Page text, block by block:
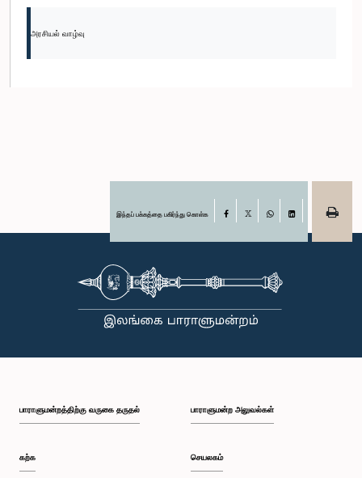
அரசியல் வாழ்வு
இந்தப் பக்கத்தை பகிர்ந்து கொள்க Facebook
பாராளுமன்றத்திற்கு வருகை தருதல்
கற்க
பாராளுமன்ற அலுவல்கள்
செயலகம்